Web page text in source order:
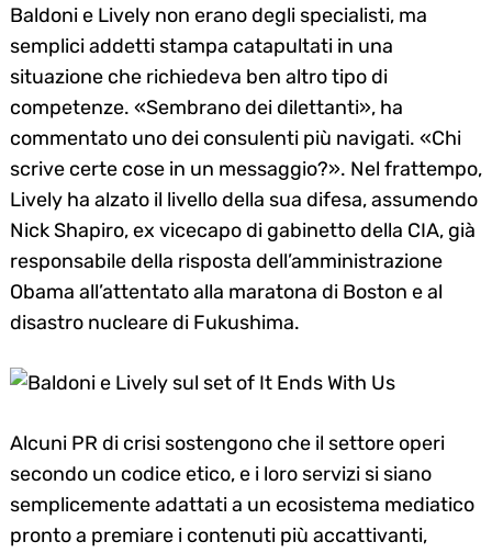
Baldoni e Lively non erano degli specialisti, ma
semplici addetti stampa catapultati in una
situazione che richiedeva ben altro tipo di
competenze. «Sembrano dei dilettanti», ha
commentato uno dei consulenti più navigati. «Chi
scrive certe cose in un messaggio?». Nel frattempo,
Lively ha alzato il livello della sua difesa, assumendo
Nick Shapiro, ex vicecapo di gabinetto della CIA, già
responsabile della risposta dell’amministrazione
Obama all’attentato alla maratona di Boston e al
disastro nucleare di Fukushima.
Alcuni PR di crisi sostengono che il settore operi
secondo un codice etico, e i loro servizi si siano
semplicemente adattati a un ecosistema mediatico
pronto a premiare i contenuti più accattivanti,